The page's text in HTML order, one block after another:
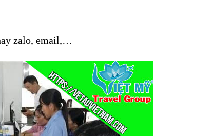
zalo, email,…